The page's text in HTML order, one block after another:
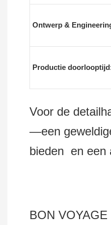
Ontwerp &
Productie
Voor de
—een
bieden en een
BON